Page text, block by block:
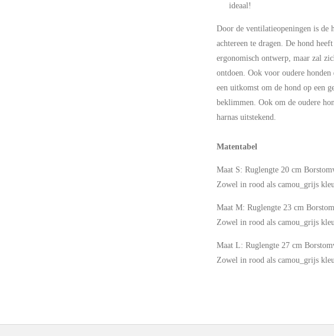
ideaal!
Door de ventilatieopeningen is de
achtereen te dragen. De hond
ergonomisch ontwerp, maar zal
ontdoen. Ook voor oudere
een uitkomst om de hond op een
beklimmen. Ook om de oudere
harnas uitstekend.
Matentabel
Maat S: Ruglengte 20 cm
Zowel in rood als camou_grijs
Maat M: Ruglengte 23 cm
Zowel in rood als camou_grijs
Maat L: Ruglengte 27 cm
Zowel in rood als camou_grijs